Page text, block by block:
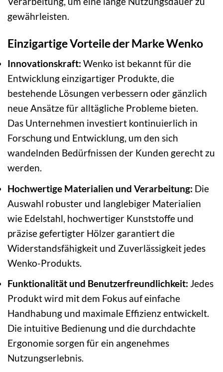
gewährleisten.
Einzigartige Vorteile der Marke Wenko
Innovationskraft: Wenko ist bekannt für die
Entwicklung einzigartiger Produkte, die
bestehende Lösungen verbessern oder gänzlich
neue Ansätze für alltägliche Probleme bieten.
Das Unternehmen investiert kontinuierlich in
Forschung und Entwicklung, um den sich
wandelnden Bedürfnissen der Kunden gerecht zu
werden.
Hochwertige Materialien und Verarbeitung: Die
Auswahl robuster und langlebiger Materialien
wie Edelstahl, hochwertiger Kunststoffe und
präzise gefertigter Hölzer garantiert die
Widerstandsfähigkeit und Zuverlässigkeit jedes
Wenko-Produkts.
Funktionalität und Benutzerfreundlichkeit: Jedes
Produkt wird mit dem Fokus auf einfache
Handhabung und maximale Effizienz entwickelt.
Die intuitive Bedienung und die durchdachte
Ergonomie sorgen für ein angenehmes
Nutzungserlebnis.